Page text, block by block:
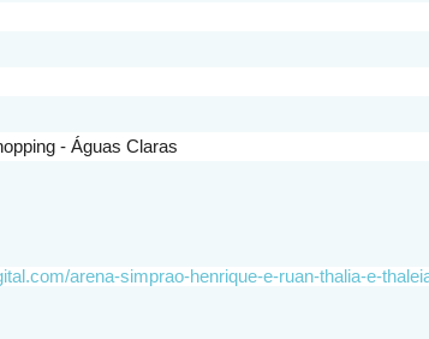
- Águas Claras
arena-simprao-henrique-e-ruan-thalia-e-